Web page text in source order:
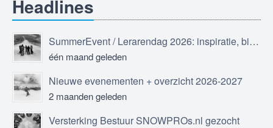
Headlines
SummerEvent / Lerarendag 2026: inspiratie, bijscholing en ontmoeting
één maand geleden
Nieuwe evenementen + overzicht 2026-2027
2 maanden geleden
Versterking Bestuur SNOWPROs.nl gezocht